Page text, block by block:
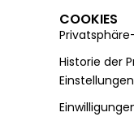
COOKIES
Historie der
Einstellungen